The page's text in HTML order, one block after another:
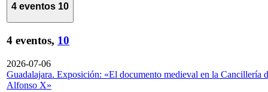
4 eventos 10
4 eventos, 10
2026-07-06
Guadalajara. Exposición: «El documento medieval en la Cancillería
Alfonso X»